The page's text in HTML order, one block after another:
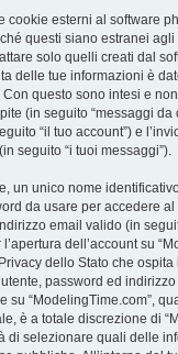
cookie esterni al software
questi siano estranei
solo quelli creati dal
delle tue informazioni è
questo sono intesi e
(in seguito “messaggi da
“il tuo account”) e
seguito “i tuoi messaggi”).
un unico nome
da usare per accedere
email valido (in
dell’account su
dello Stato che ospita
password ed
su “ModelingTime.com”,
è a totale discrezione di
di selezionare quali delle